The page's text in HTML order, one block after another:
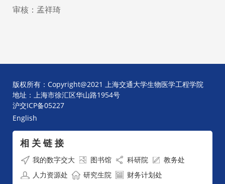
审核：孟祥琦
版权所有：Copyright@2021 上海交通大学生物医学工程学院
地址：上海市徐汇区华山路1954号
沪交ICP备05227
English
相 关 链 接
我的数字交大 图书馆 科研院
教务处
人力资源处
研究生院 财务计划处